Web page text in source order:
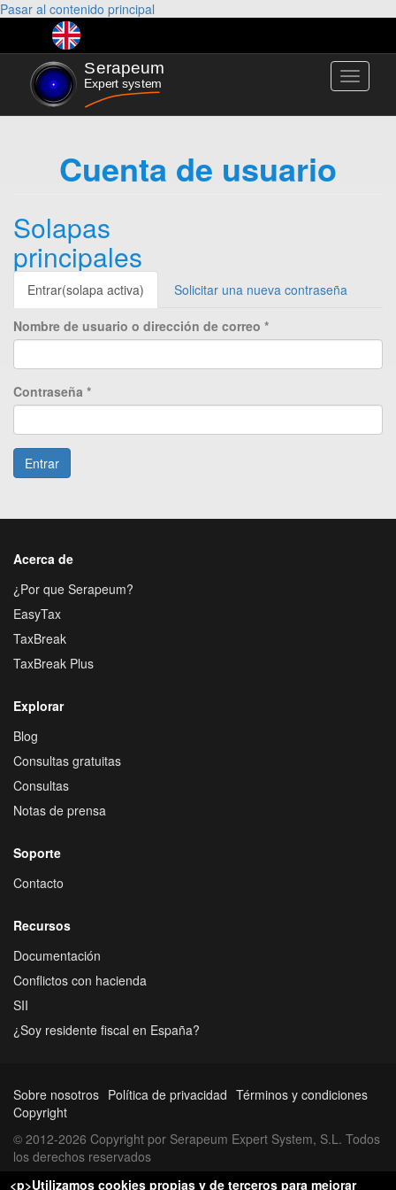
Pasar al contenido principal
Toggle
Cuenta de usuario
Solapas
principales
Entrar(solapa activa) Solicitar una nueva contraseña
Nombre de usuario o dirección de correo *
Contraseña *
Entrar
Acerca de
¿Por que Serapeum?
EasyTax
TaxBreak
TaxBreak Plus
Explorar
Blog
Consultas gratuitas
Consultas
Notas de prensa
Soporte
Contacto
Recursos
Documentación
Conflictos con hacienda
SII
¿Soy residente fiscal en España?
Sobre nosotros Política de privacidad Términos y condiciones
Copyright
© 2012-2026 Copyright por Serapeum Expert System, S.L. Todos
los derechos reservados
<p>Utilizamos cookies propias y de terceros para mejorar